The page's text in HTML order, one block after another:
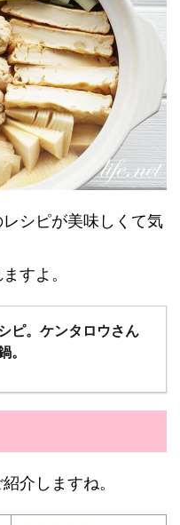
シピが美味しくて気
すよ。
ピ。ケンタロウさん
。
介しますね。